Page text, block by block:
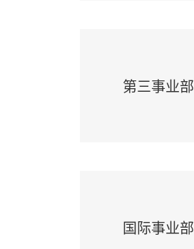
第三事业部
国际事业部